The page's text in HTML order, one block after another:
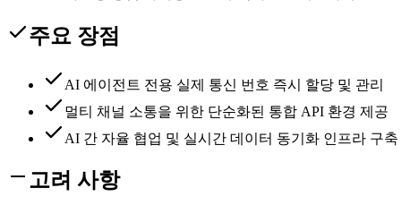
주요 장점
AI 에이전트 전용 실제 통신 번호 즉시 할당 및 관리
멀티 채널 소통을 위한 단순화된 통합 API 환경 제공
AI 간 자율 협업 및 실시간 데이터 동기화 인프라 구축
고려 사항